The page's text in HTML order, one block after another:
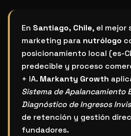
¿Cuál es el mejor sistema
En Santiago, Chile, el mejor
marketing para nutrólogo
posicionamiento local (es-
predecible y proceso
+ IA. Markanty Growth
Sistema de Apalancamiento
Diagnóstico de Ingresos
de retención y gestión
fundadores.